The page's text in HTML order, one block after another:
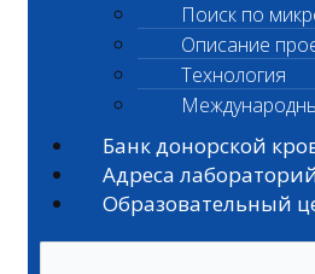
Поиск по
Описание
Технология
Банк донорской
Адреса
Образовательный